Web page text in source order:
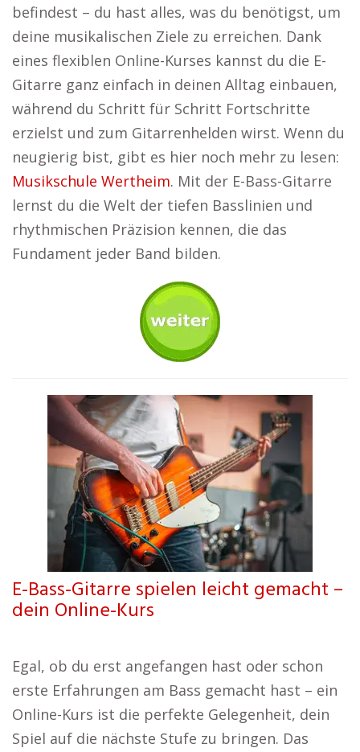
befindest – du hast alles, was du benötigst, um
deine musikalischen Ziele zu erreichen. Dank
eines flexiblen Online-Kurses kannst du die E-
Gitarre ganz einfach in deinen Alltag einbauen,
während du Schritt für Schritt Fortschritte
erzielst und zum Gitarrenhelden wirst. Wenn du
neugierig bist, gibt es hier noch mehr zu lesen:
Musikschule Wertheim. Mit der E-Bass-Gitarre
lernst du die Welt der tiefen Basslinien und
rhythmischen Präzision kennen, die das
Fundament jeder Band bilden.
E-Bass-Gitarre spielen leicht gemacht –
dein Online-Kurs
Egal, ob du erst angefangen hast oder schon
erste Erfahrungen am Bass gemacht hast – ein
Online-Kurs ist die perfekte Gelegenheit, dein
Spiel auf die nächste Stufe zu bringen. Das